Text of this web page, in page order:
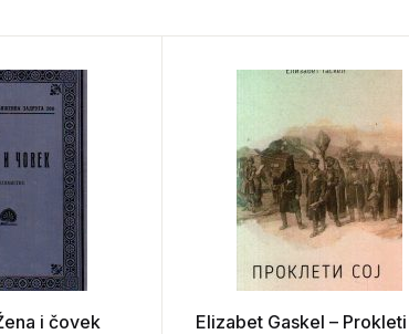
i čovek Elizabet Gaskel –